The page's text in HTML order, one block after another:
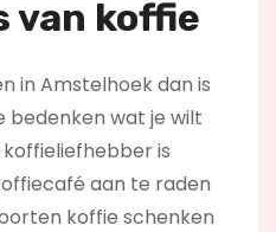
van koffie
in Amstelhoek dan is
bedenken wat je wilt
is
aan te raden
koffie schenken